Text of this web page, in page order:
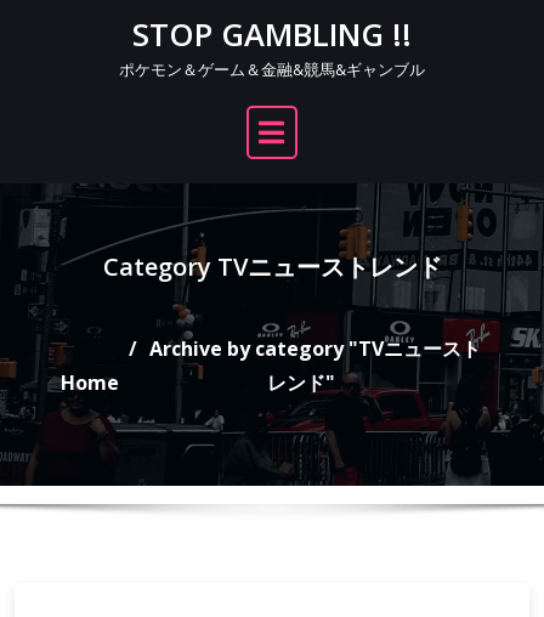
STOP GAMBLING !!
ポケモン＆ゲーム＆金融&競馬&ギャンブル
Category TVニューストレンド
Home
Archive by category "TVニュースト
レンド"